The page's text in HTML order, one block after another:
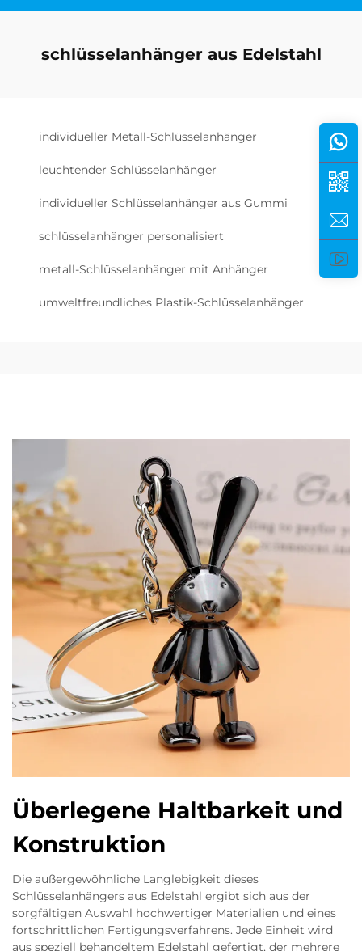
schlüsselanhänger aus Edelstahl
individueller Metall-Schlüsselanhänger
leuchtender Schlüsselanhänger
individueller Schlüsselanhänger aus Gummi
schlüsselanhänger personalisiert
metall-Schlüsselanhänger mit Anhänger
umweltfreundliches Plastik-Schlüsselanhänger
Überlegene Haltbarkeit und
Konstruktion
Die außergewöhnliche Langlebigkeit dieses
Schlüsselanhängers aus Edelstahl ergibt sich aus der
sorgfältigen Auswahl hochwertiger Materialien und eines
fortschrittlichen Fertigungsverfahrens. Jede Einheit wird
aus speziell behandeltem Edelstahl gefertigt, der mehrere